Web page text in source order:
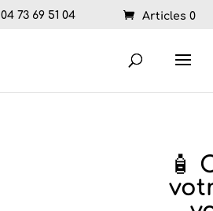
04 73 69 51 04 Articles 0
🧴